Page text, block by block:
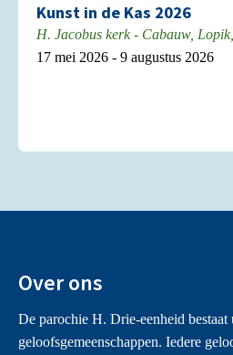
Kunst in de Kas 2026
H. Jacobus kerk - Cabauw,
17 mei 2026 - 9 augustus 2026
Over ons
De parochie H. Drie-eenheid bestaat
geloofsgemeenschappen. Iedere